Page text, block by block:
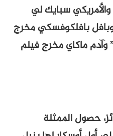
سبايك لي
وبافل بافلكوفسكي مخرج
وآدم ماكاي مخرج فيلم
حصول الممثلة